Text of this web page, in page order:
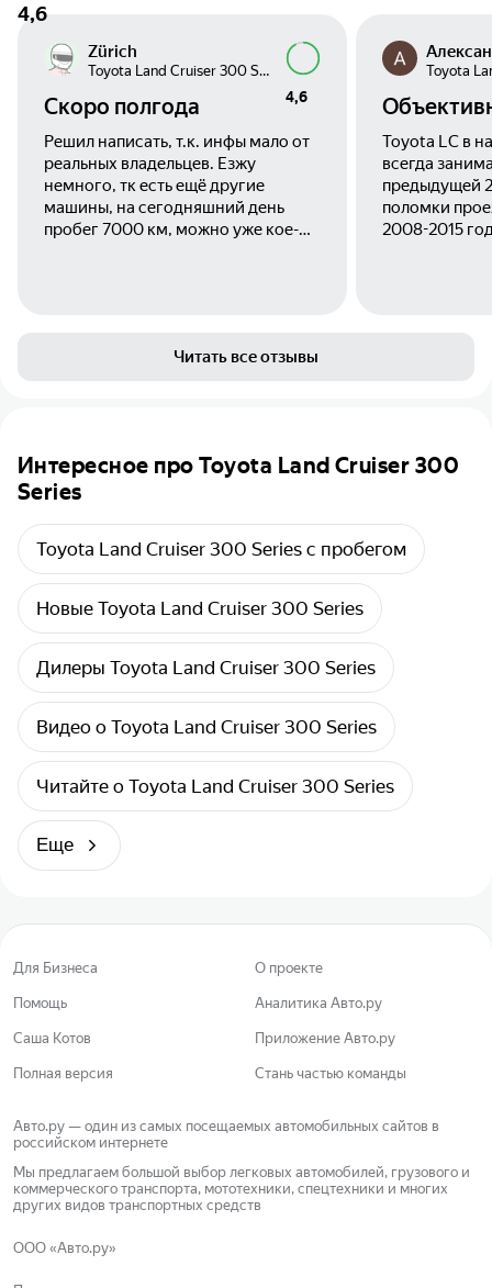
4,6
Zürich
Toyota Land Cruiser 300 Series
4,6
Скоро полгода
Решил написать, т.к. инфы мало от
реальных владельцев. Езжу
немного, тк есть ещё другие
машины, на сегодняшний день
пробег 7000 км, можно уже кое-
Toyota LC в
всегда
предыдущей
поломки
2008-2015
первые
автомобиль
секунд.
Читать все отзывы
Интересное про Toyota Land Cruiser 300
Series
Toyota Land Cruiser 300 Series с пробегом
Новые Toyota Land Cruiser 300 Series
Дилеры Toyota Land Cruiser 300 Series
Видео о Toyota Land Cruiser 300 Series
Читайте о Toyota Land Cruiser 300 Series
Еще
Для Бизнеса О проекте
Помощь Аналитика Авто.ру
Саша Котов Приложение Авто.ру
Полная версия Стань частью команды
Авто.ру — один из самых посещаемых автомобильных сайтов в
российском интернете
Мы предлагаем большой выбор легковых автомобилей, грузового и
коммерческого транспорта, мототехники, спецтехники и многих
других видов транспортных средств
ООО «Авто.ру»